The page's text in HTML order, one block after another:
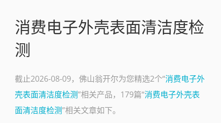
应用实例
技术论文
免费测试
了解SITA
消费电子外壳表面清洁度检
测
截止2026-08-09，佛山翁开尔为您精选2个“消费电子外
壳表面清洁度检测”相关产品，179篇“消费电子外壳表
面清洁度检测”相关文章如下。